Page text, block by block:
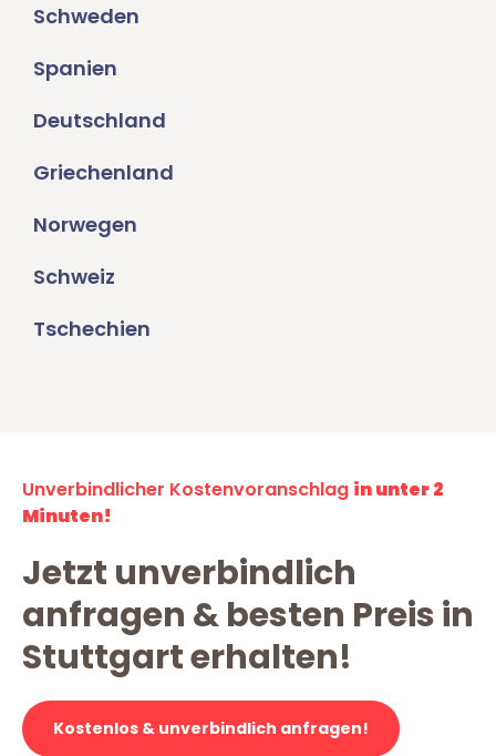
Schweden
Spanien
Deutschland
Griechenland
Norwegen
Schweiz
Tschechien
Unverbindlicher Kostenvoranschlag in unter 2
Minuten!
Jetzt unverbindlich
anfragen & besten Preis in
Stuttgart erhalten!
Kostenlos & unverbindlich anfragen!